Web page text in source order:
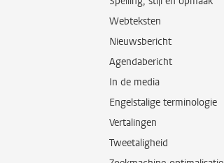
Webteksten
Nieuwsbericht
Agendabericht
In de media
Engelstalige terminologie
Vertalingen
Tweetaligheid